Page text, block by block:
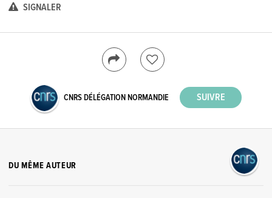
SIGNALER
CNRS DÉLÉGATION NORMANDIE
DU MÊME AUTEUR